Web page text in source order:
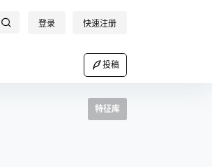
登录 快速注册
投稿
特征库